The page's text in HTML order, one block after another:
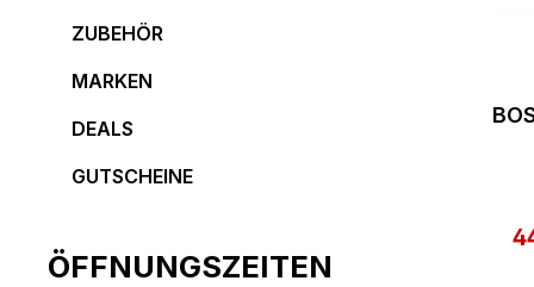
ZUBEHÖR
MARKEN
DEALS
GUTSCHEINE
ÖFFNUNGSZEITEN